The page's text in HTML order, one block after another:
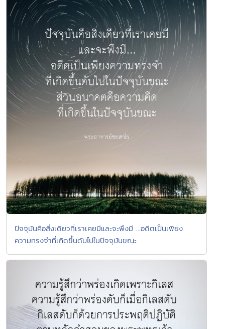
ปัจจุบันคือสิ่งเดียวที่เราเคยมีและจะพึงมี ...อดีตเป็นเพียง
ความทรงจำที่เกิดขึ้นดับไปในปัจจุบันขณะ